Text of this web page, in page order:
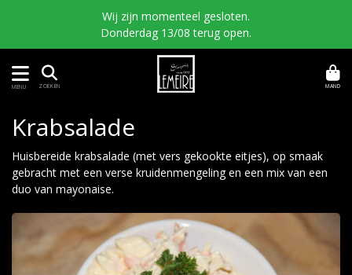
Wij zijn momenteel gesloten.
Donderdag 13/08 terug open.
MENU ZOEKEN MAND
Krabsalade
Huisbereide krabsalade (met vers gekookte eitjes), op smaak
gebracht met een verse kruidenmengeling en een mix van een
duo van mayonaise.